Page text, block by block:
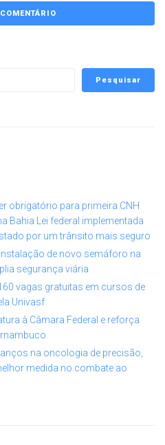
Pesquisar
obrigatório para primeira CNH
Bahia Lei federal implementada
por um trânsito mais seguro
de novo semáforo na
segurança viária
vagas gratuitas em cursos de
Univasf
à Câmara Federal e reforça
na oncologia de precisão,
medida no combate ao